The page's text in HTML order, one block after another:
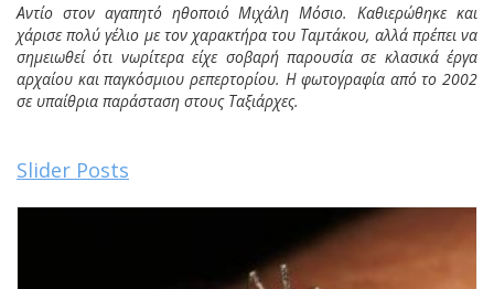
Αντίο στον αγαπητό ηθοποιό Μιχάλη Μόσιο. Καθιερώθηκε και
χάρισε πολύ γέλιο με τον χαρακτήρα του Ταμτάκου, αλλά πρέπει να
σημειωθεί ότι νωρίτερα είχε σοβαρή παρουσία σε κλασικά έργα
αρχαίου και παγκόσμιου ρεπερτορίου. Η φωτογραφία από το 2002
σε υπαίθρια παράσταση στους Ταξιάρχες.
Slider Posts